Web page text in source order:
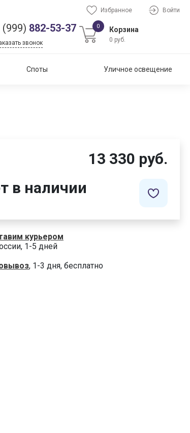
Избранное Войти
(999) 882-53-37
звонок
0 Корзина
0 руб.
Споты Уличное освещение
13 330 руб.
в наличии
курьером
1-5 дней
, 1-3 дня, бесплатно